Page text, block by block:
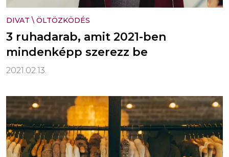
DIVAT \ ÖLTÖZKÖDÉS
3 ruhadarab, amit 2021-ben
mindenképp szerezz be
2021.02.13.